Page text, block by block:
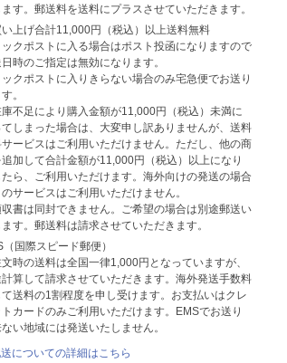
す。郵送料を送料にプラスさせていただきます。
い上げ合計11,000円（税込）以上送料無料
ックポストに入る場合はポスト投函になりますので
時のご指定は無効になります。
ックポストに入りきらない場合のみ宅急便でお送り
。
不足により購入金額が11,000円（税込）未満に
てしまった場合は、大変申し訳ありませんが、送料
ービスはご利用いただけません。ただし、他の商
加して合計金額が11,000円（税込）以上になり
たら、ご利用いただけます。海外向けの発送の場合
サービスはご利用いただけません。
書は同封できません。ご希望の場合は別途郵送い
す。郵送料は請求させていただきます。
（国際スピード郵便）
文時の送料は全国一律1,000円となっていますが、
計算して請求させていただきます。海外発送手数料
て送料の1割程度を申し受けます。お支払いはクレ
トカードのみご利用いただけます。EMSでお送り
い地域には発送いたしません。
についての詳細はこちら